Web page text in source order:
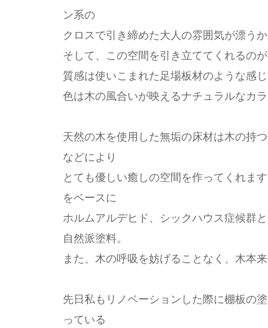
ン系の
クロスで引き締めた大人の雰囲気が漂う
そして、この空間を引き立ててくれるの
質感は使いこまれた足場板材のような感
色は木の風合いが映えるナチュラルなカ
天然の木を使用した無垢の床材は木の持
などにより
とても優しい癒しの空間を作ってくれま
をベースに
ホルムアルデヒド、シックハウス症候群
自然派塗料。
また、木の呼吸を妨げることなく、木本
先日私もリノベーションした際に棚板の
っている